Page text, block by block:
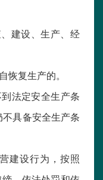
建设、生产、经
恢复生产的。
法定安全生产条
具备安全生产条
建设行为，按照